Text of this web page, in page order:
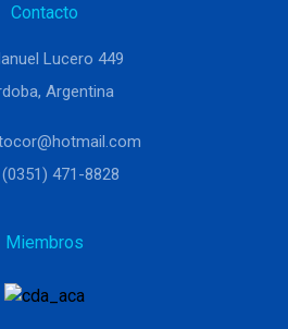
Contacto
Lucero 449
Argentina
471-8828
Miembros